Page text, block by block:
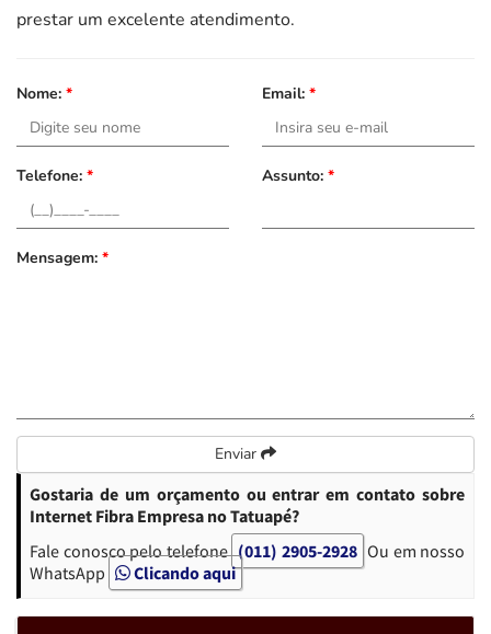
prestar um excelente atendimento.
Nome: * Email: *
Telefone: * Assunto: *
Mensagem: *
Enviar
Gostaria de um orçamento ou entrar em contato sobre
Internet Fibra Empresa no Tatuapé?
Fale conosco pelo telefone (011) 2905-2928 Ou em nosso
WhatsApp
Clicando aqui